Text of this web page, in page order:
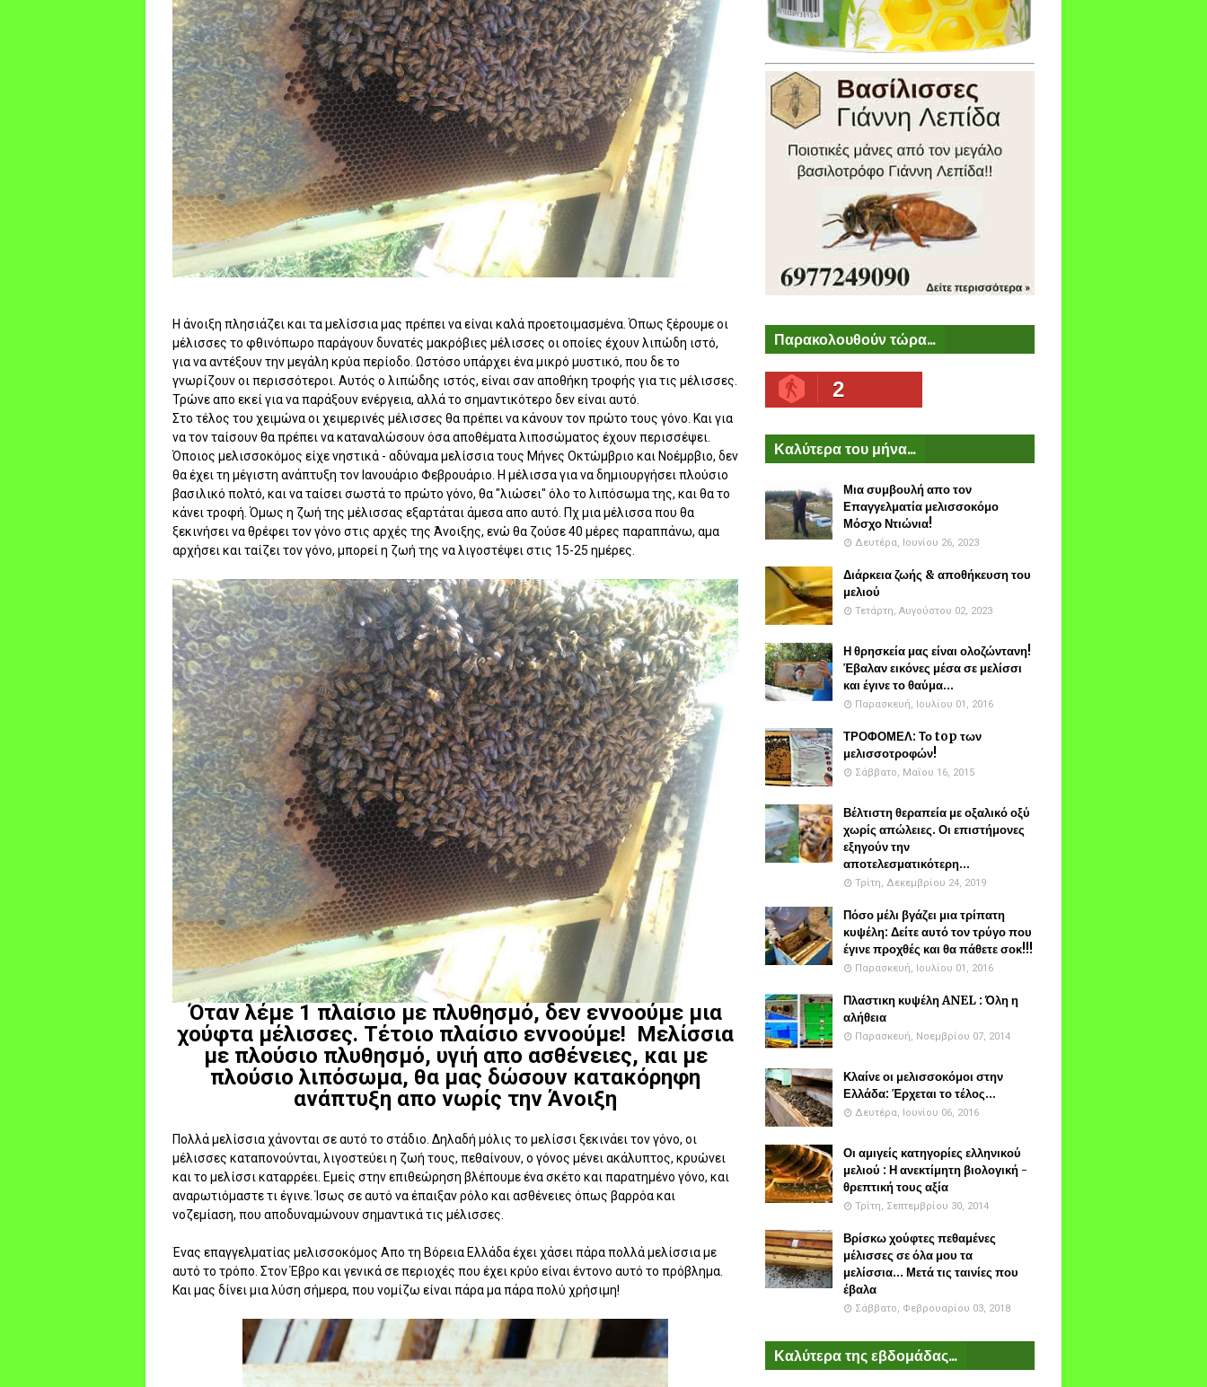
Η άνοιξη πλησιάζει και τα μελίσσια μας πρέπει να είναι καλά προετοιμασμένα. Όπως ξέρουμε οι
μέλισσες το φθινόπωρο παράγουν δυνατές μακρόβιες μέλισσες οι οποίες έχουν λιπώδη ιστό,
για να αντέξουν την μεγάλη κρύα περίοδο. Ωστόσο υπάρχει ένα μικρό μυστικό, που δε το
γνωρίζουν οι περισσότεροι. Αυτός ο λιπώδης ιστός, είναι σαν αποθήκη τροφής για τις μέλισσες.
Τρώνε απο εκεί για να παράξουν ενέργεια, αλλά το σημαντικότερο δεν είναι αυτό.
Στο τέλος του χειμώνα οι χειμερινές μέλισσες θα πρέπει να κάνουν τον πρώτο τους γόνο. Και για
να τον ταίσουν θα πρέπει να καταναλώσουν όσα αποθέματα λιποσώματος έχουν περισσέψει.
Όποιος μελισσοκόμος είχε νηστικά - αδύναμα μελίσσια τους Μήνες Οκτώμβριο και Νοέμρβιο, δεν
θα έχει τη μέγιστη ανάπτυξη τον Ιανουάριο Φεβρουάριο. Η μέλισσα για να δημιουργήσει πλούσιο
βασιλικό πολτό, και να ταίσει σωστά το πρώτο γόνο, θα "λιώσει" όλο το λιπόσωμα της, και θα το
κάνει τροφή. Όμως η ζωή της μέλισσας εξαρτάται άμεσα απο αυτό. Πχ μια μέλισσα που θα
ξεκινήσει να θρέφει τον γόνο στις αρχές της Άνοιξης, ενώ θα ζούσε 40 μέρες παραππάνω, αμα
αρχήσει και ταίζει τον γόνο, μπορεί η ζωή της να λιγοστέψει στις 15-25 ημέρες.
Όταν λέμε 1 πλαίσιο με πλυθησμό, δεν εννοούμε μια
χούφτα μέλισσες. Τέτοιο πλαίσιο εννοούμε! Μελίσσια
με πλούσιο πλυθησμό, υγιή απο ασθένειες, και με
πλούσιο λιπόσωμα, θα μας δώσουν κατακόρηφη
ανάπτυξη απο νωρίς την Άνοιξη
Πολλά μελίσσια χάνονται σε αυτό το στάδιο. Δηλαδή μόλις το μελίσσι ξεκινάει τον γόνο, οι
μέλισσες καταπονούνται, λιγοστεύει η ζωή τους, πεθαίνουν, ο γόνος μένει ακάλυπτος, κρυώνει
και το μελίσσι καταρρέει. Εμείς στην επιθεώρηση βλέπουμε ένα σκέτο και παρατημένο γόνο, και
αναρωτιόμαστε τι έγινε. Ίσως σε αυτό να έπαιξαν ρόλο και ασθένειες όπως βαρρόα και
νοζεμίαση, που αποδυναμώνουν σημαντικά τις μέλισσες.
Ένας επαγγελματίας μελισσοκόμος Απο τη Βόρεια Ελλάδα έχει χάσει πάρα πολλά μελίσσια με
αυτό το τρόπο. Στον Έβρο και γενικά σε περιοχές που έχει κρύο είναι έντονο αυτό το πρόβλημα.
Και μας δίνει μια λύση σήμερα, που νομίζω είναι πάρα μα πάρα πολύ χρήσιμη!
Παρακολουθούν τώρα...
2
Καλύτερα του μήνα...
Μια συμβουλή απο τον
Επαγγελματία μελισσοκόμο
Μόσχο Ντιώνια!
Δευτέρα, Ιουνίου 26, 2023
Διάρκεια ζωής & αποθήκευση του
μελιού
Τετάρτη, Αυγούστου 02, 2023
Η θρησκεία μας είναι ολοζώντανη!
Έβαλαν εικόνες μέσα σε μελίσσι
και έγινε το θαύμα...
Παρασκευή, Ιουλίου 01, 2016
ΤΡΟΦΟΜΕΛ: Το top των
μελισσοτροφών!
Σάββατο, Μαΐου 16, 2015
Βέλτιστη θεραπεία με οξαλικό οξύ
χωρίς απώλειες. Οι επιστήμονες
εξηγούν την
αποτελεσματικότερη...
Τρίτη, Δεκεμβρίου 24, 2019
Πόσο μέλι βγάζει μια τρίπατη
κυψέλη: Δείτε αυτό τον τρύγο που
έγινε προχθές και θα πάθετε σοκ!!!
Παρασκευή, Ιουλίου 01, 2016
Πλαστικη κυψέλη ANEL : Όλη η
αλήθεια
Παρασκευή, Νοεμβρίου 07, 2014
Κλαίνε οι μελισσοκόμοι στην
Ελλάδα: Έρχεται το τέλος...
Δευτέρα, Ιουνίου 06, 2016
Οι αμιγείς κατηγορίες ελληνικού
μελιού : Η ανεκτίμητη βιολογική -
θρεπτική τους αξία
Τρίτη, Σεπτεμβρίου 30, 2014
Βρίσκω χούφτες πεθαμένες
μέλισσες σε όλα μου τα
μελίσσια... Μετά τις ταινίες που
έβαλα
Σάββατο, Φεβρουαρίου 03, 2018
Καλύτερα της εβδομάδας...